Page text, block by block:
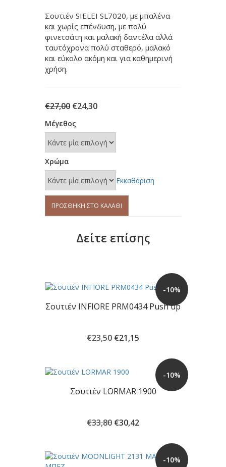
Σουτιέν SIELEI SL7020, με μπαλένα
και χωρίς επένδυση, με πολύ
φινετσάτη και μαλακή δαντέλα αλλά
ταυτόχρονα πολύ σταθερό, μαλακό
και εύκολο ακόμη και για καθημερινή
χρήση.
€27,00 Original
was:
€27,00.
€24,30Η
τιμή
είναι:
€24,30.
Μέγεθος
Χρώμα
Εκκαθάριση
SIELEI
ΠΡΟΣΘΉΚΗ ΣΤΟ ΚΑΛΆΘΙ
Δείτε επίσης
-10%
Σουτιέν INFIORE PRM0434 Push up
€23,50 Original
€21,15
€21,15.
-10%
Σουτιέν LORMAR 1900
€33,80 Original
€33,80.
€30,42
είναι:
€30,42.
-10%